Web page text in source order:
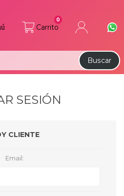
Carrito
0
Buscar
SESIÓN
CLIENTE
Email: